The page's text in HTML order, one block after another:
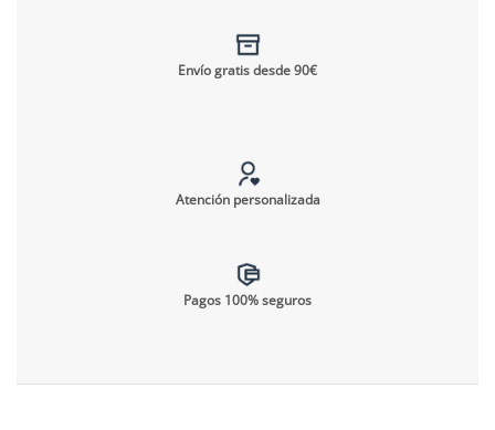
Envío gratis desde 90€
Atención personalizada
Pagos 100% seguros